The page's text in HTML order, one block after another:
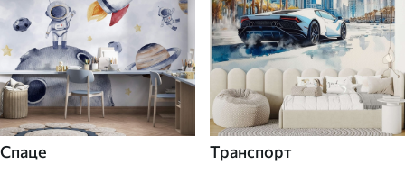
Спаце Транспорт